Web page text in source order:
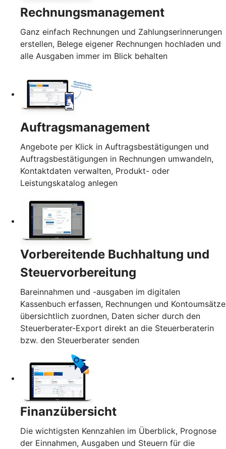
Rechnungsmanagement
Ganz einfach Rechnungen und Zahlungserinnerungen
erstellen, Belege eigener Rechnungen hochladen und
alle Ausgaben immer im Blick behalten
Auftragsmanagement
Angebote per Klick in Auftragsbestätigungen und
Auftragsbestätigungen in Rechnungen umwandeln,
Kontaktdaten verwalten, Produkt- oder
Leistungskatalog anlegen
Vorbereitende Buchhaltung und
Steuervorbereitung
Bareinnahmen und -ausgaben im digitalen
Kassenbuch erfassen, Rechnungen und Kontoumsätze
übersichtlich zuordnen, Daten sicher durch den
Steuerberater-Export direkt an die Steuerberaterin
bzw. den Steuerberater senden
Finanzübersicht
Die wichtigsten Kennzahlen im Überblick, Prognose
der Einnahmen, Ausgaben und Steuern für die